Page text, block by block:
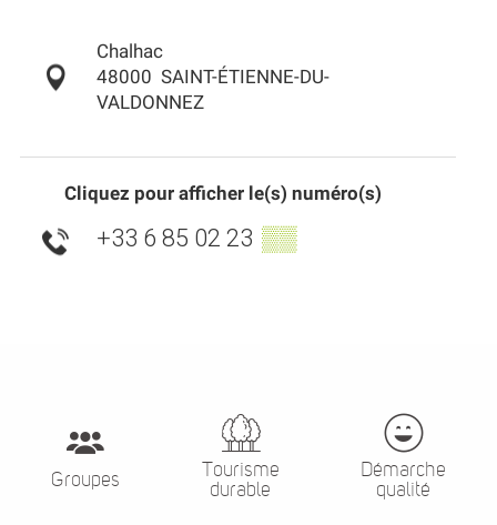
Chalhac
48000 SAINT-ÉTIENNE-DU-
VALDONNEZ
Cliquez pour afficher le(s) numéro(s)
+33 6 85 02 23 ▒▒
Groupes
Tourisme
durable
Démarche
qualité